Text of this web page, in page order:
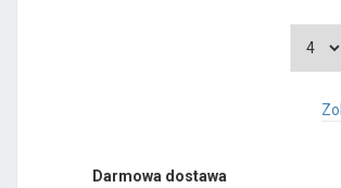
Darmowa dostawa